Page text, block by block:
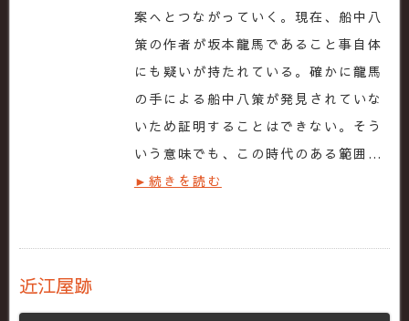
案へとつながっていく。現在、船中八
策の作者が坂本龍馬であること事自体
にも疑いが持たれている。確かに龍馬
の手による船中八策が発見されていな
いため証明することはできない。そう
いう意味でも、この時代のある範囲…
►続きを読む
近江屋跡